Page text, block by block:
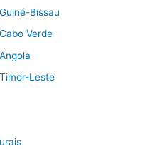
Bissau
Verde
Leste